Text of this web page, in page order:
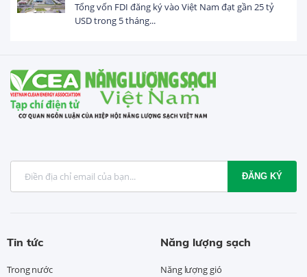
Tổng vốn FDI đăng ký vào Việt Nam đạt gần 25 tỷ
USD trong 5 tháng...
ĐĂNG KÝ
Tin tức
Trong nước
Năng lượng sạch
Năng lượng gió